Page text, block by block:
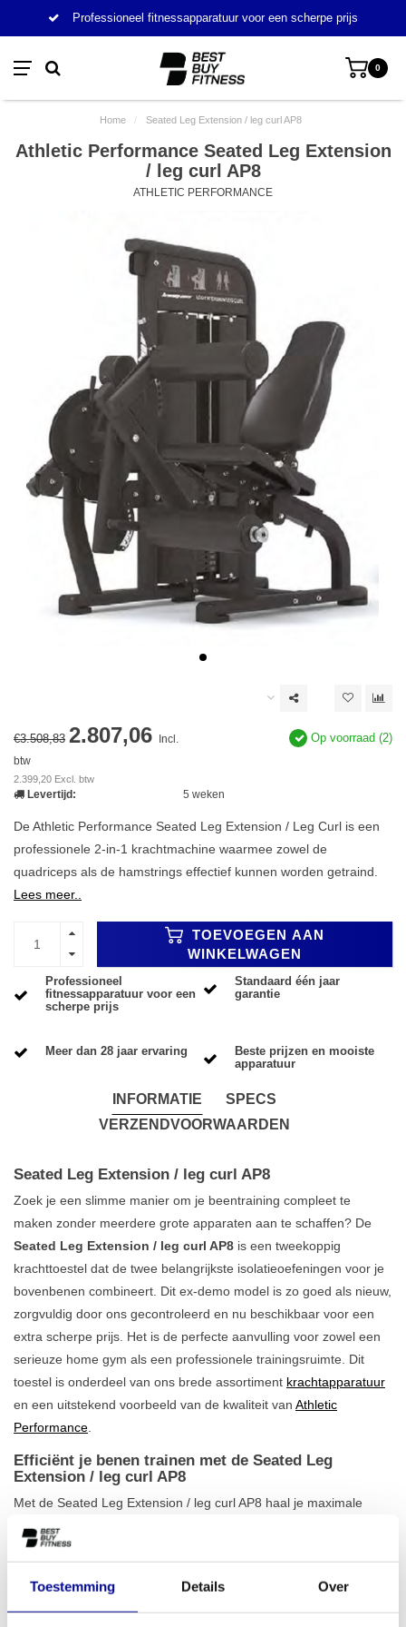
Toestemming Details Over
Professioneel fitnessapparatuur voor een scherpe prijs
0
Home / Seated Leg Extension / leg curl AP8
Athletic Performance Seated Leg Extension
/ leg curl AP8
ATHLETIC PERFORMANCE
€3.508,83 2.807,06
Incl.
btw
2.399,20 Excl. btw
Op voorraad (2)
Levertijd: 5 weken
De Athletic Performance Seated Leg Extension / Leg Curl is een
professionele 2-in-1 krachtmachine waarmee zowel de
quadriceps als de hamstrings effectief kunnen worden getraind.
Lees meer..
TOEVOEGEN AAN
WINKELWAGEN
Professioneel
fitnessapparatuur voor een
scherpe prijs
Standaard één jaar
garantie
Meer dan 28 jaar ervaring
Beste prijzen en mooiste
apparatuur
INFORMATIE
SPECS
VERZENDVOORWAARDEN
Seated Leg Extension / leg curl AP8
Zoek je een slimme manier om je beentraining compleet te
maken zonder meerdere grote apparaten aan te schaffen? De
Seated Leg Extension / leg curl AP8 is een tweekoppig
krachttoestel dat de twee belangrijkste isolatieoefeningen voor je
bovenbenen combineert. Dit ex-demo model is zo goed als nieuw,
zorgvuldig door ons gecontroleerd en nu beschikbaar voor een
extra scherpe prijs. Het is de perfecte aanvulling voor zowel een
serieuze home gym als een professionele trainingsruimte. Dit
toestel is onderdeel van ons brede assortiment krachtapparatuur
en een uitstekend voorbeeld van de kwaliteit van Athletic
Performance
Efficiënt je benen trainen met de Seated Leg
Extension / leg curl AP8
Met de Seated Leg Extension / leg curl AP8 haal je maximale
efficiëntie in huis. Je wisselt eenvoudig tussen de leg extension,
voor het versterken van je quadriceps, en de leg curl, die zich
je het apparaat precies aan op jouw lichaam, wat zorgt voor een
comfortabele en veilige training. De machine is met een gewicht